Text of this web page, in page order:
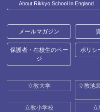
About Rikkyo School In England
メールマガジン
保護者・在校生のペー
ジ
ポリシ
立教大学
立教池
立教小学校
立